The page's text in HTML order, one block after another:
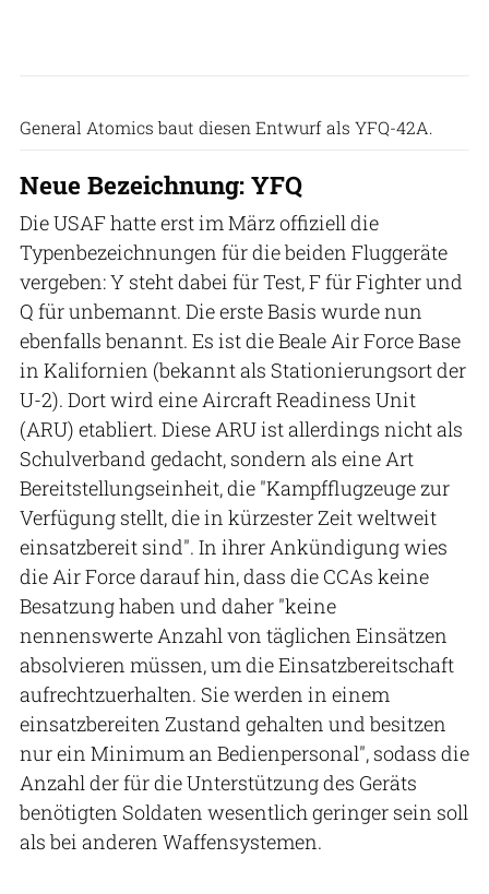
General Atomics baut diesen Entwurf als YFQ-42A.
Neue Bezeichnung: YFQ
Die USAF hatte erst im März offiziell die
Typenbezeichnungen für die beiden Fluggeräte
vergeben: Y steht dabei für Test, F für Fighter und
Q für unbemannt. Die erste Basis wurde nun
ebenfalls benannt. Es ist die Beale Air Force Base
in Kalifornien (bekannt als Stationierungsort der
U-2). Dort wird eine Aircraft Readiness Unit
(ARU) etabliert. Diese ARU ist allerdings nicht als
Schulverband gedacht, sondern als eine Art
Bereitstellungseinheit, die "Kampfflugzeuge zur
Verfügung stellt, die in kürzester Zeit weltweit
einsatzbereit sind". In ihrer Ankündigung wies
die Air Force darauf hin, dass die CCAs keine
Besatzung haben und daher "keine
nennenswerte Anzahl von täglichen Einsätzen
absolvieren müssen, um die Einsatzbereitschaft
aufrechtzuerhalten. Sie werden in einem
einsatzbereiten Zustand gehalten und besitzen
nur ein Minimum an Bedienpersonal", sodass die
Anzahl der für die Unterstützung des Geräts
benötigten Soldaten wesentlich geringer sein soll
als bei anderen Waffensystemen.